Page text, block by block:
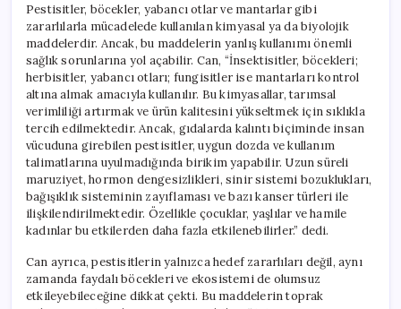
Pestisitler, böcekler, yabancı otlar ve mantarlar gibi
zararlılarla mücadelede kullanılan kimyasal ya da biyolojik
maddelerdir. Ancak, bu maddelerin yanlış kullanımı önemli
sağlık sorunlarına yol açabilir. Can, “İnsektisitler, böcekleri;
herbisitler, yabancı otları; fungisitler ise mantarları kontrol
altına almak amacıyla kullanılır. Bu kimyasallar, tarımsal
verimliliği artırmak ve ürün kalitesini yükseltmek için sıklıkla
tercih edilmektedir. Ancak, gıdalarda kalıntı biçiminde insan
vücuduna girebilen pestisitler, uygun dozda ve kullanım
talimatlarına uyulmadığında birikim yapabilir. Uzun süreli
maruziyet, hormon dengesizlikleri, sinir sistemi bozuklukları,
bağışıklık sisteminin zayıflaması ve bazı kanser türleri ile
ilişkilendirilmektedir. Özellikle çocuklar, yaşlılar ve hamile
kadınlar bu etkilerden daha fazla etkilenebilirler.” dedi.
Can ayrıca, pestisitlerin yalnızca hedef zararlıları değil, aynı
zamanda faydalı böcekleri ve ekosistemi de olumsuz
etkileyebileceğine dikkat çekti. Bu maddelerin toprak